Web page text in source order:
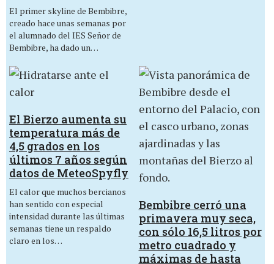
El primer skyline de Bembibre,
creado hace unas semanas por
el alumnado del IES Señor de
Bembibre, ha dado un…
El Bierzo aumenta su
temperatura más de
4,5 grados en los
últimos 7 años según
datos de MeteoSpyfly
El calor que muchos bercianos
han sentido con especial
intensidad durante las últimas
semanas tiene un respaldo
claro en los…
Bembibre cerró una
primavera muy seca,
con sólo 16,5 litros por
metro cuadrado y
máximas de hasta